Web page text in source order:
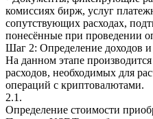
комиссиях бирж, услуг
сопутствующих расходах,
понесённые при проведении
Шаг 2: Определение доходов и
На данном этапе
расходов, необходимых для
операций с криптовалютами.
2.1.
Определение стоимости